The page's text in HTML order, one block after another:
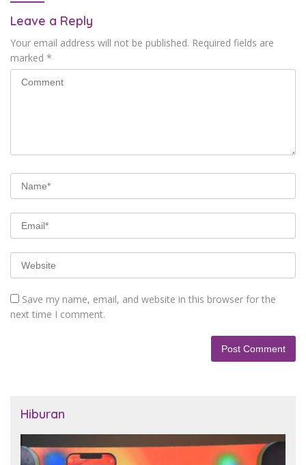
Leave a Reply
Your email address will not be published. Required fields are
marked *
Save my name, email, and website in this browser for the
next time I comment.
Hiburan